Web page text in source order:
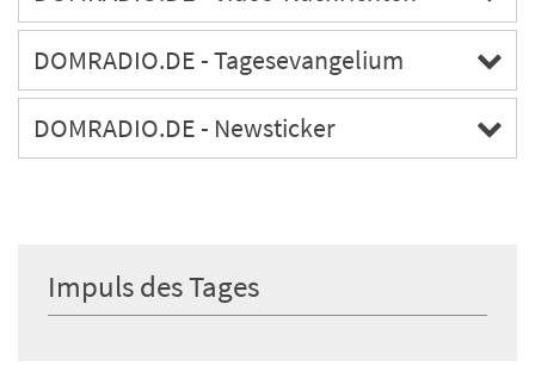
DOMRADIO.DE - Tagesevangelium
DOMRADIO.DE - Newsticker
Impuls des Tages